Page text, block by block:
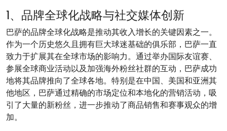
1、品牌全球化战略与社交媒体创新
巴萨的品牌全球化战略是推动其收入增长的关键因素之一。
作为一个历史悠久且拥有巨大球迷基础的俱乐部，巴萨一直
致力于扩展其在全球市场的影响力。通过举办国际友谊赛、
参展全球商业活动以及加强海外粉丝社群的互动，巴萨成功
地将其品牌推向了全球各地。特别是在中国、美国和亚洲其
他地区，巴萨通过精确的市场定位和本地化的营销活动，吸
引了大量的新粉丝，进一步推动了商品销售和赛事观众的增
加。